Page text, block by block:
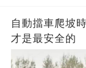
自動擋車爬坡
才是最安全的